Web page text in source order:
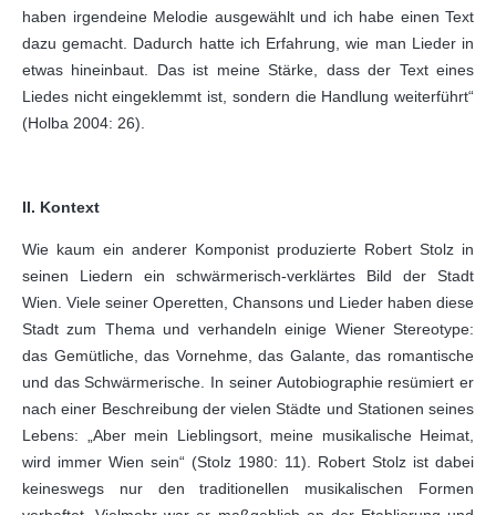
haben irgendeine Melodie ausgewählt und ich habe einen Text
dazu gemacht. Dadurch hatte ich Erfahrung, wie man Lieder in
etwas hineinbaut. Das ist meine Stärke, dass der Text eines
Liedes nicht eingeklemmt ist, sondern die Handlung weiterführt“
(Holba 2004: 26).
II. Kontext
Wie kaum ein anderer Komponist produzierte Robert Stolz in
seinen Liedern ein schwärmerisch-verklärtes Bild der Stadt
Wien. Viele seiner Operetten, Chansons und Lieder haben diese
Stadt zum Thema und verhandeln einige Wiener Stereotype:
das Gemütliche, das Vornehme, das Galante, das romantische
und das Schwärmerische. In seiner Autobiographie resümiert er
nach einer Beschreibung der vielen Städte und Stationen seines
Lebens: „Aber mein Lieblingsort, meine musikalische Heimat,
wird immer Wien sein“ (Stolz 1980: 11). Robert Stolz ist dabei
keineswegs nur den traditionellen musikalischen Formen